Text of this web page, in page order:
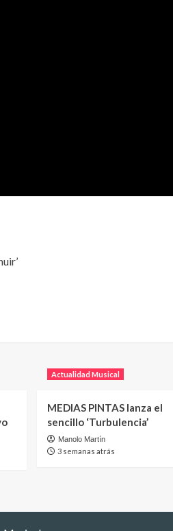
Actualidad Musical
MEDIAS PINTAS lanza el
sencillo ‘Turbulencia’
Manolo Martín
3 semanas atrás